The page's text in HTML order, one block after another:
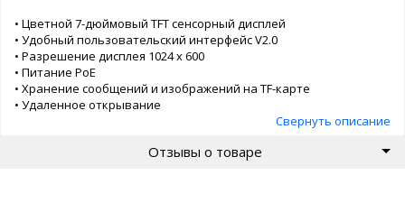
• Цветной 7-дюймовый TFT сенсорный дисплей
• Удобный пользовательский интерфейс V2.0
• Разрешение дисплея 1024 x 600
• Питание PoE
• Хранение сообщений и изображений на TF-карте
• Удаленное открывание
Свернуть описание
Отзывы о товаре